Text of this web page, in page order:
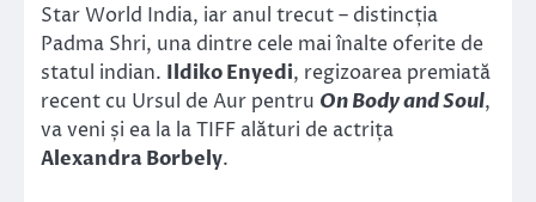
Star World India, iar anul trecut – distincția
Padma Shri, una dintre cele mai înalte oferite de
statul indian. Ildiko Enyedi, regizoarea premiată
recent cu Ursul de Aur pentru On Body and Soul,
va veni și ea la la TIFF alături de actrița
Alexandra Borbely.